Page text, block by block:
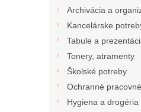
Archivácia a
Kancelárske
Tabule a
Tonery, atramenty
Školské potreby
Ochranné
Hygiena a drogéria